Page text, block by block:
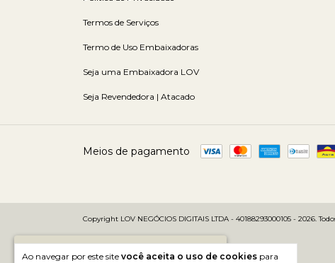
Ao navegar por este site você aceita o uso de cookies para
Termos de Serviços
Termo de Uso Embaixadoras
Seja uma Embaixadora LOV
Seja Revendedora | Atacado
Meios de pagamento
Copyright LOV NEGÓCIOS DIGITAIS LTDA - 40188293000105 - 2026.
FaltamR$ 699,00para você ganhar